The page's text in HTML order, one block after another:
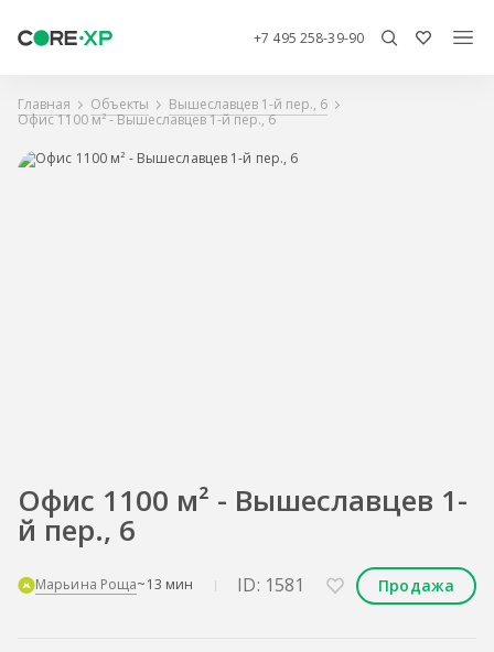
+7 495 258-39-90
Главная Объекты
Вышеславцев 1-й пер., 6
Офис 1100 м² - Вышеславцев 1-й пер., 6
Офис 1100 м² - Вышеславцев 1-
й пер., 6
Марьина Роща~13 мин ID: 1581 Продажа